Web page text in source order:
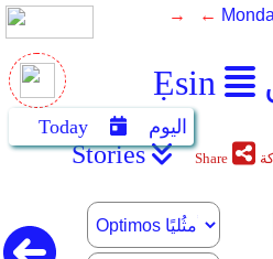
Ẹsin
→ ←
Today اليوم
Stories Share